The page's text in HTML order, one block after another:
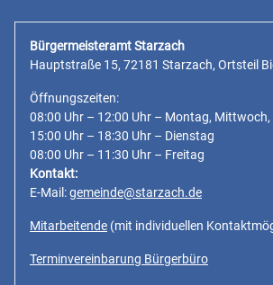
Bürgermeisteramt Starzach
Hauptstraße 15, 72181 Starzach, Ortsteil
Öffnungszeiten:
08:00 Uhr – 12:00 Uhr – Montag,
15:00 Uhr – 18:30 Uhr – Dienstag
08:00 Uhr – 11:30 Uhr – Freitag
Kontakt:
E-Mail:gemeinde@starzach.de
Mitarbeitende (mit individuellen
Terminvereinbarung Bürgerbüro